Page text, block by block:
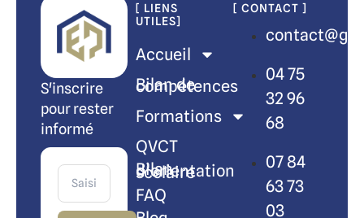
S'inscrire
pour rester
informé
[ LIENS
UTILES]
Accueil
Bilan de compétences
Formations
QVCT
Bilan d’orientation scolaire
FAQ
[ CONTACT ]
04 75
32 96
68
07 84
63 73
03